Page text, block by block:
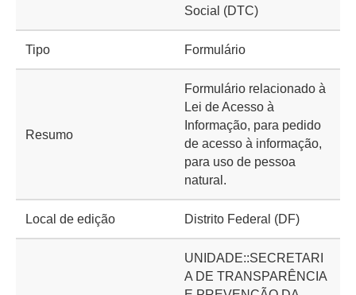
Social (DTC)
Tipo Formulário
Resumo
Formulário relacionado à
Lei de Acesso à
Informação, para pedido
de acesso à informação,
para uso de pessoa
natural.
Local de edição Distrito Federal (DF)
UNIDADE::SECRETARI
A DE TRANSPARÊNCIA